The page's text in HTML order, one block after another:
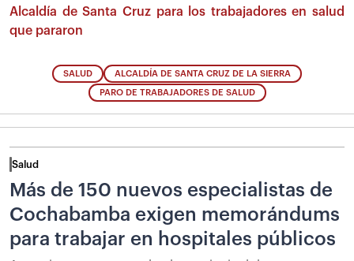
Alcaldía de Santa Cruz para los trabajadores en salud
que pararon
SALUD ALCALDÍA DE SANTA CRUZ DE LA SIERRA
PARO DE TRABAJADORES DE SALUD
Salud
Más de 150 nuevos especialistas de
Cochabamba exigen memorándums
para trabajar en hospitales públicos